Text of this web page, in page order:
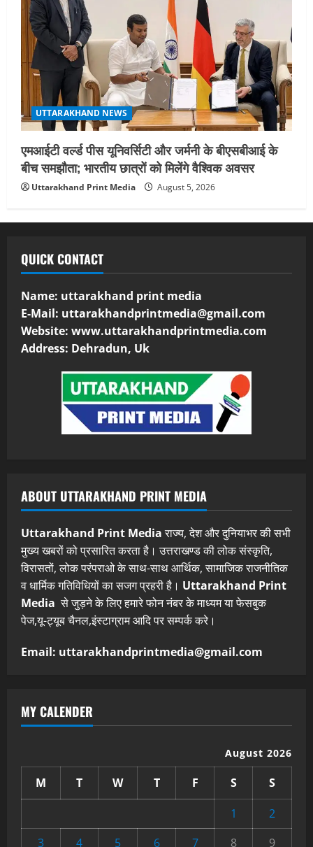
UTTARAKHAND NEWS
एमआईटी वर्ल्ड पीस यूनिवर्सिटी और जर्मनी के बीएसबीआई के
बीच समझौता; भारतीय छात्रों को मिलेंगे वैश्विक अवसर
Uttarakhand Print Media August 5, 2026
QUICK CONTACT
Name: uttarakhand print media
E-Mail: uttarakhandprintmedia@gmail.com
Website: www.uttarakhandprintmedia.com
Address: Dehradun, Uk
ABOUT UTTARAKHAND PRINT MEDIA
Uttarakhand Print Mediaराज्य, देश और दुनियाभर की सभी
मुख्य खबरों को प्रसारित करता है। उत्तराखण्ड की लोक संस्कृति,
विरासतों, लोक परंपराओ के साथ-साथ आर्थिक, सामाजिक राजनीतिक
व धार्मिक गतिविधियों का सजग प्रहरी है। Uttarakhand Print
Media से जुड़ने के लिए हमारे फोन नंबर के माध्यम या फेसबुक
पेज,यू-ट्यूब चैनल,इंस्टाग्राम आदि पर सम्पर्क करे।
Email: uttarakhandprintmedia@gmail.com
MY CALENDER
August 2026
M T W T F S
S
1
2
3
4 5 6 7 8 9